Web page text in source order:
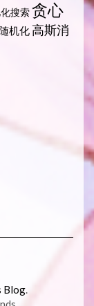
搜索贪心
机化高斯消
Blog.